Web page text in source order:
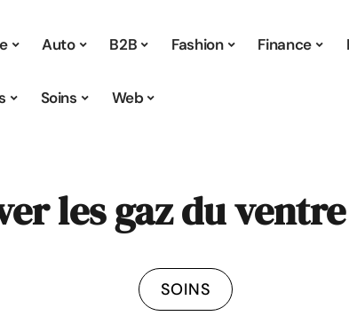
Auto B2B Fashion Finance
Soins Web
les gaz du
SOINS